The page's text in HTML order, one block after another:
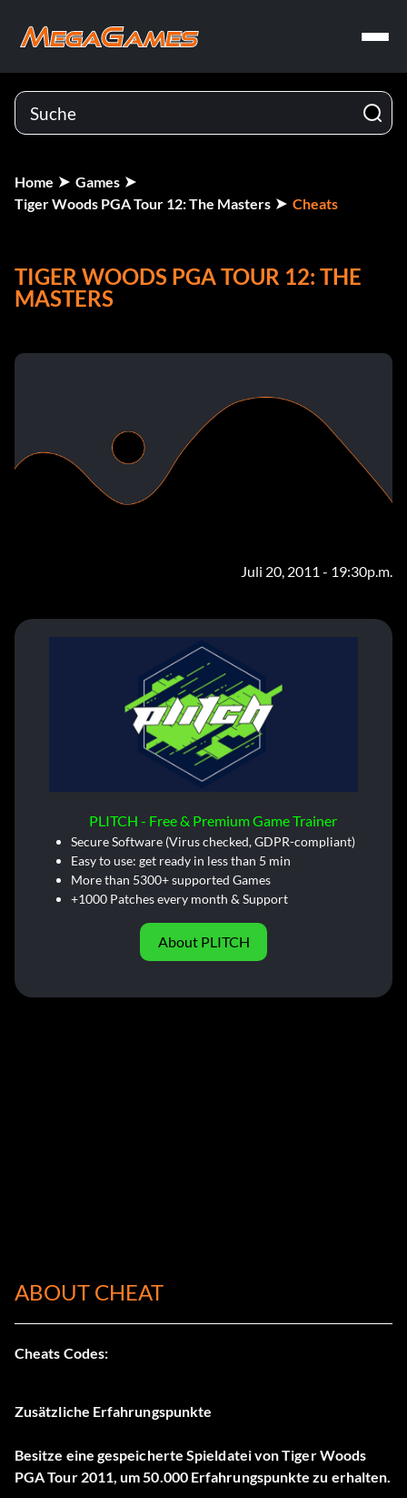
Home
Games
Tiger Woods PGA Tour 12: The Masters
Cheats
TIGER WOODS PGA TOUR 12: THE
MASTERS
Juli 20, 2011 - 19:30p.m.
PLITCH - Free & Premium Game Trainer
Secure Software (Virus checked, GDPR-compliant)
Easy to use: get ready in less than 5 min
More than 5300+ supported Games
+1000 Patches every month & Support
About PLITCH
ABOUT CHEAT
Cheats Codes:
Zusätzliche Erfahrungspunkte
Besitze eine gespeicherte Spieldatei von Tiger Woods
PGA Tour 2011, um 50.000 Erfahrungspunkte zu erhalten.